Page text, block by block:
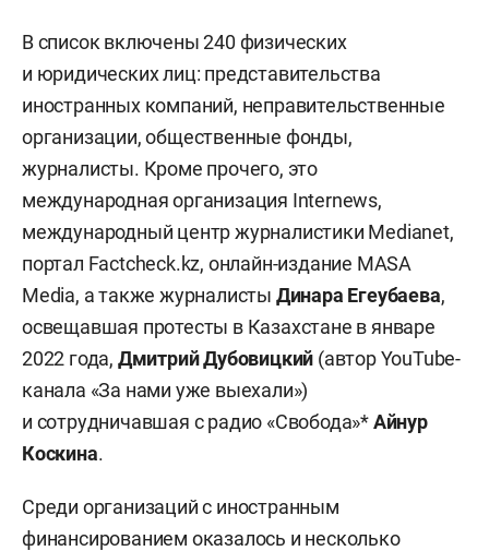
В список включены 240 физических
и юридических лиц: представительства
иностранных компаний, неправительственные
организации, общественные фонды,
журналисты. Кроме прочего, это
международная организация Internews,
международный центр журналистики Medianet,
портал Factcheck.kz, онлайн-издание MASA
Media, а также журналисты Динара Егеубаева,
освещавшая протесты в Казахстане в январе
2022 года, Дмитрий Дубовицкий (автор YouTube-
канала «За нами уже выехали»)
и сотрудничавшая с радио «Свобода»*Айнур
Коскина.
Среди организаций с иностранным
финансированием оказалось и несколько